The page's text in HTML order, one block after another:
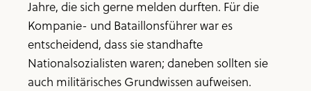
Jahre, die sich gerne melden durften. Für die
Kompanie- und Bataillonsführer war es
entscheidend, dass sie standhafte
Nationalsozialisten waren; daneben sollten sie
auch militärisches Grundwissen aufweisen.